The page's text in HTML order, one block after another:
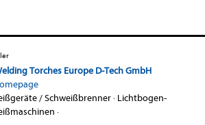
Torches Europe D-Tech GmbH
/ Schweißbrenner· Lichtbogen-
·